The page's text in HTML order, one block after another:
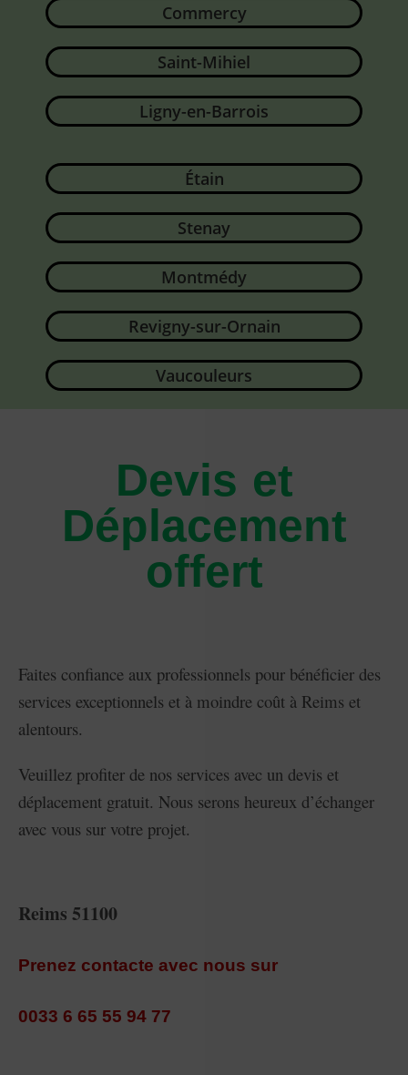
Commercy
Saint-Mihiel
Ligny-en-Barrois
Étain
Stenay
Montmédy
Revigny-sur-Ornain
Vaucouleurs
Devis et
Déplacement
offert​
Faites confiance aux professionnels pour bénéficier des
services exceptionnels et à moindre coût à Reims et
alentours.
Veuillez profiter de nos services avec un devis et
déplacement gratuit. Nous serons heureux d’échanger
avec vous sur votre projet.
Reims 51100
Prenez contacte avec nous sur
0033 6 65 55 94 77